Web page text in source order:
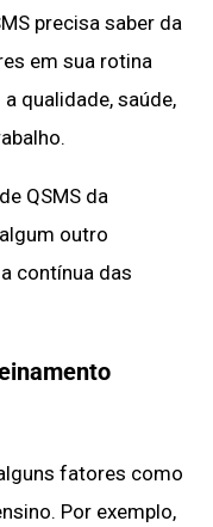
precisa saber da
em sua rotina
qualidade, saúde,
QSMS da
outro
contínua das
fatores como
Por exemplo,